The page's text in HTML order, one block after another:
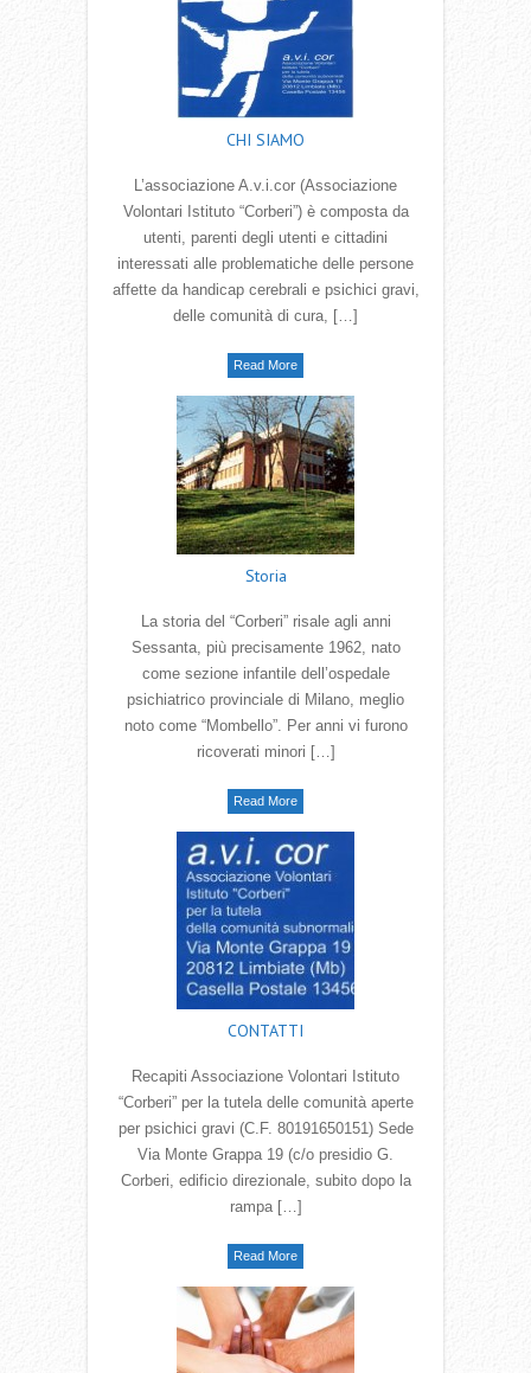
CHI SIAMO
L’associazione A.v.i.cor (Associazione
Volontari Istituto “Corberi”) è composta da
utenti, parenti degli utenti e cittadini
interessati alle problematiche delle persone
affette da handicap cerebrali e psichici gravi,
delle comunità di cura, […]
Read More
Storia
La storia del “Corberi” risale agli anni
Sessanta, più precisamente 1962, nato
come sezione infantile dell’ospedale
psichiatrico provinciale di Milano, meglio
noto come “Mombello”. Per anni vi furono
ricoverati minori […]
Read More
CONTATTI
Recapiti Associazione Volontari Istituto
“Corberi” per la tutela delle comunità aperte
per psichici gravi (C.F. 80191650151) Sede
Via Monte Grappa 19 (c/o presidio G.
Corberi, edificio direzionale, subito dopo la
rampa […]
Read More